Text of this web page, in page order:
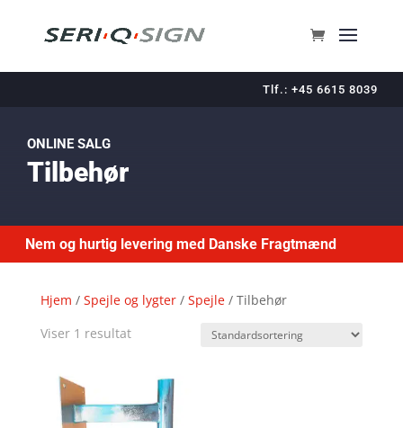
Tlf.: +45 6615 8039
ONLINE SALG
Tilbehør
Nem og hurtig levering med Danske Fragtmænd
Hjem / Spejle og lygter/ Spejle/ Tilbehør
Viser 1 resultat